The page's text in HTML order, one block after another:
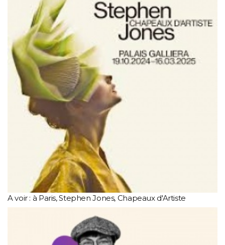
A voir : à Paris, Stephen Jones, Chapeaux d'Artiste